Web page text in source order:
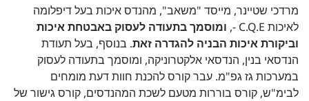
מרדכי שטיינר, מייסד "משאב", מהנדס איכות בעל דיפלומה
לאיכות C.Q.E -,
ומוסמך בתעודה לעסוק באבטחת איכות
וביקורת איכות הבניה להגדרה זאת. בנוסף, בעל תעודת
הנדסאי בנין, הנדסאי אלקטרוניקה, ומוסמך בתעודה לעסוק
במערכות גז גפ"מ. עבר קורס להכנת חוות דעת מומחים
לבימ"ש, קורס בוררות מטעם לשכת המהנדסים, קורס גישור של